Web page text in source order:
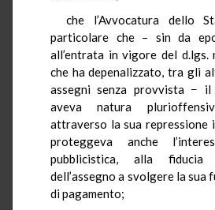
che l’Avvocatura dello
particolare che – sin da
all’entrata in vigore del d.lgs.
che ha depenalizzato, tra gli
assegni senza provvista −
aveva natura
attraverso la sua repressione
proteggeva anche
pubblicistica, alla fiducia
dell’assegno a svolgere la sua
di pagamento;